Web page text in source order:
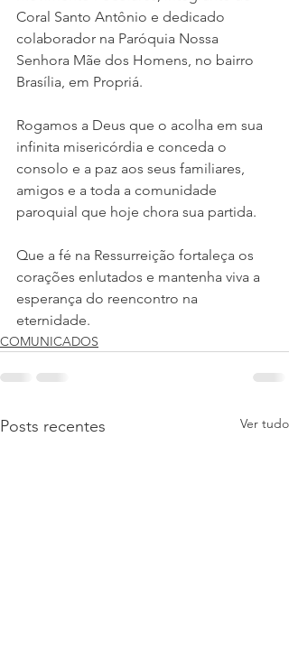
Coral Santo Antônio e dedicado
colaborador na Paróquia Nossa
Senhora Mãe dos Homens, no bairro
Brasília, em Propriá.
Rogamos a Deus que o acolha em sua
infinita misericórdia e conceda o
consolo e a paz aos seus familiares,
amigos e a toda a comunidade
paroquial que hoje chora sua partida.
Que a fé na Ressurreição fortaleça os
corações enlutados e mantenha viva a
esperança do reencontro na
eternidade.
COMUNICADOS
Posts recentes Ver tudo